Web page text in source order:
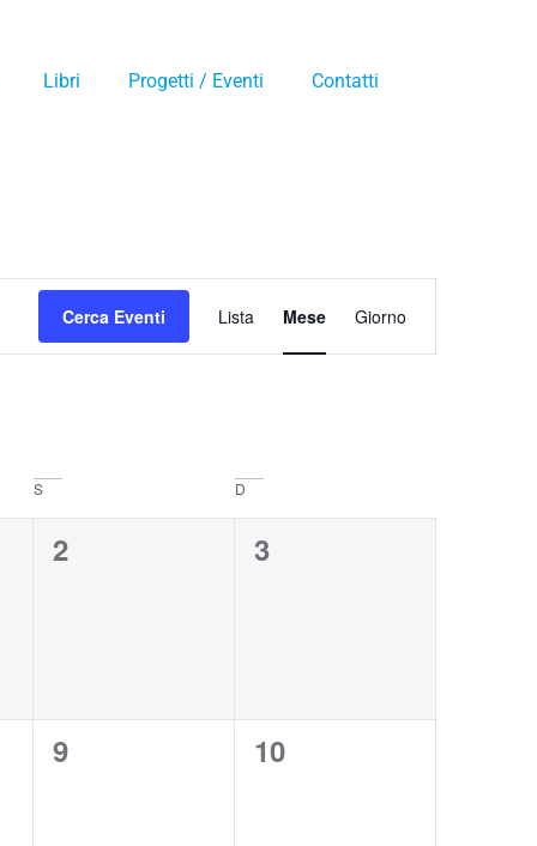
Libri Progetti / Eventi Contatti
Cerca Eventi
Viste
Lista Mese Giorno
S D
0
2
0
3
0
9
0
10